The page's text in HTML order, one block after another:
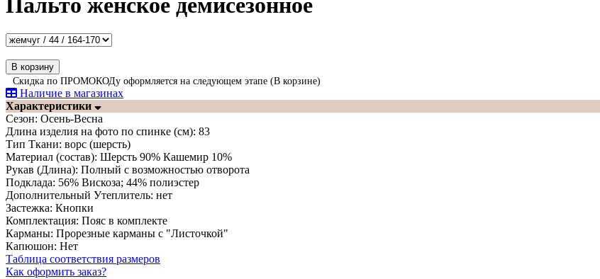
В корзину
Скидка по ПРОМОКОДу оформляется на следующем этапе (В корзине)
Наличие в магазинах
Характеристики
Сезон: Осень-Весна
Длина изделия на фото по спинке (см): 83
Тип Ткани: ворс (шерсть)
Материал (состав): Шерсть 90% Кашемир 10%
Рукав (Длина): Полный с возможностью отворота
Подклада: 56% Вискоза; 44% полиэстер
Дополнительный Утеплитель: нет
Застежка: Кнопки
Комплектация: Пояс в комплекте
Карманы: Прорезные карманы с "Листочкой"
Капюшон: Нет
Таблица соответствия размеров
Как оформить заказ?